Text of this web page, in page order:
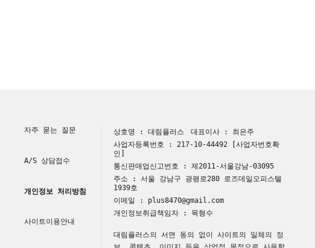
자주 묻는 질문
A/S 상담접수
개인정보 처리방침
사이트이용안내
상호명 : 대림플러스
대표이사 : 최은주
사업자등록번호 : 217-10-44492
[사업자번호확
인]
통신판매업신고번호 : 제2011-서울강남-03095
주소 : 서울 강남구 광평로280 로즈데일오피스텔
1939호
이메일 : plus8470@gmail.com
개인정보취급책임자 : 목형수
대림플러스의 서면 동의 없이 사이트의 일체의 정